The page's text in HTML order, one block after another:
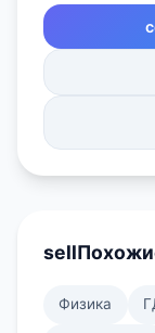
sell
Физика